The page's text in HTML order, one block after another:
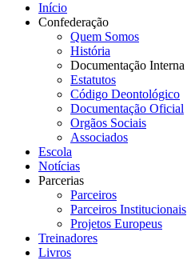
Início
Confederação
Quem Somos
História
Documentação Interna
Estatutos
Código Deontológico
Documentação Oficial
Orgãos Sociais
Associados
Escola
Notícias
Parcerias
Parceiros
Parceiros Institucionais
Projetos Europeus
Treinadores
Livros